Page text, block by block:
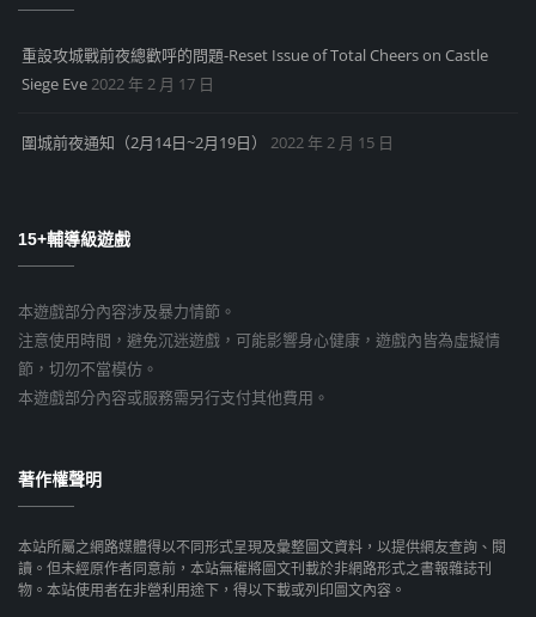
重設攻城戰前夜總歡呼的問題-Reset Issue of Total Cheers on Castle
Siege Eve2022 年 2 月 17 日
圍城前夜通知（2月14日~2月19日） 2022 年 2 月 15 日
15+輔導級遊戲
本遊戲部分內容涉及暴力情節。
注意使用時間，避免沉迷遊戲，可能影響身心健康，遊戲內皆為虛擬情
節，切勿不當模仿。
本遊戲部分內容或服務需另行支付其他費用。
著作權聲明
本站所屬之網路媒體得以不同形式呈現及彙整圖文資料，以提供網友查詢、閱
讀。但未經原作者同意前，本站無權將圖文刊載於非網路形式之書報雜誌刊
物。本站使用者在非營利用途下，得以下載或列印圖文內容。